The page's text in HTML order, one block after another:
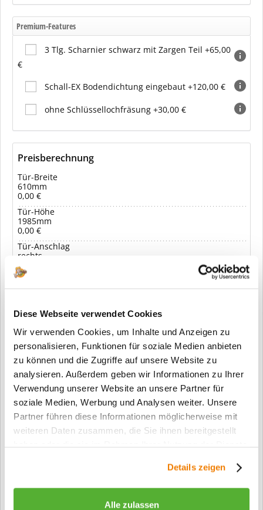
Diese Webseite verwendet Cookies
Wir verwenden Cookies, um Inhalte und Anzeigen zu
personalisieren, Funktionen für soziale Medien anbieten
zu können und die Zugriffe auf unsere Website zu
analysieren. Außerdem geben wir Informationen zu Ihrer
Verwendung unserer Website an unsere Partner für
soziale Medien, Werbung und Analysen weiter. Unsere
Partner führen diese Informationen möglicherweise mit
weiteren Daten zusammen, die Sie ihnen bereitgestellt
Details zeigen
Alle zulassen
Premium-Features
3 Tlg. Scharnier schwarz mit Zargen Teil +65,00
€
Schall-EX Bodendichtung eingebaut +120,00 €
ohne Schlüssellochfräsung +30,00 €
Preisberechnung
Tür-Breite
610mm
0,00 €
Tür-Höhe
1985mm
0,00 €
Tür-Anschlag
rechts
0,00 €
Verglasung
Ihr Preis: 979,00 € *
inkl. MwSt. zzgl. Versandkosten
In den Warenkorb
Merken
Artikel-Nr.:
3456
Dieser Artikel wird gemäß Ihrer